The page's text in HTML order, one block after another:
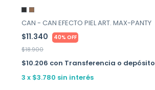
CAN - CAN EFECTO PIEL ART. MAX-PANTY
$11.340 40% OFF
$18.900
$10.206 con Transferencia o depósito
3 x $3.780 sin interés